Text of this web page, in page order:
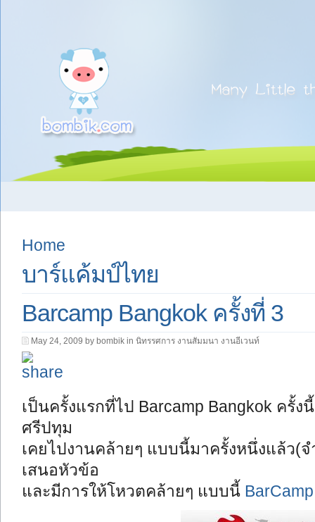
Home
บาร์แค้มป์ไทย
Barcamp Bangkok ครั้งที่ 3
May 24, 2009 by bombik in นิทรรศการ งานสัมมนา งานอีเวนท์
เป็นครั้งแรกที่ไป Barcamp Bangkok ครั้
ศรีปทุม
เคยไปงานคล้ายๆ แบบนี้มาครั้งหนึ่งแล้ว(
เสนอหัวข้อ
และมีการให้โหวตคล้ายๆ แบบนี้